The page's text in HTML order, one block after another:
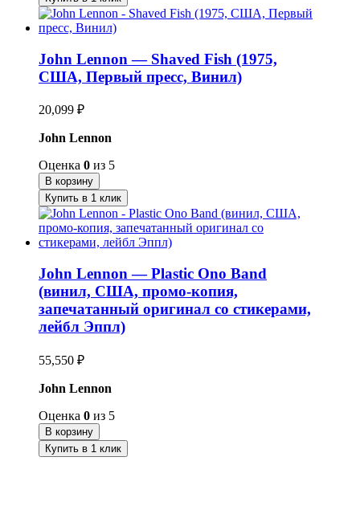
John Lennon — Shaved Fish (1975,
США, Первый пресс, Винил)
20,099 ₽
John Lennon
Оценка 0 из 5
В корзину
Купить в 1 клик
John Lennon — Plastic Ono Band
(винил, США, промо-копия,
запечатанный оригинал со стикерами,
лейбл Эппл)
55,550 ₽
John Lennon
Оценка 0 из 5
В корзину
Купить в 1 клик